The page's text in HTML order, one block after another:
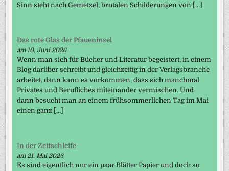
Sinn steht nach Gemetzel, brutalen Schilderungen von […]
Das rote Glas der Pfaueninsel
am 10. Juni 2026
Wenn man sich für Bücher und Literatur begeistert, in einem
Blog darüber schreibt und gleichzeitig in der Verlagsbranche
arbeitet, dann kann es vorkommen, dass sich manchmal
Privates und Berufliches miteinander vermischen. Und
dann besucht man an einem frühsommerlichen Tag im Mai
einen ganz […]
In der Zeitschleife
am 21. Mai 2026
Es sind eigentlich nur ein paar Blätter Papier und doch so